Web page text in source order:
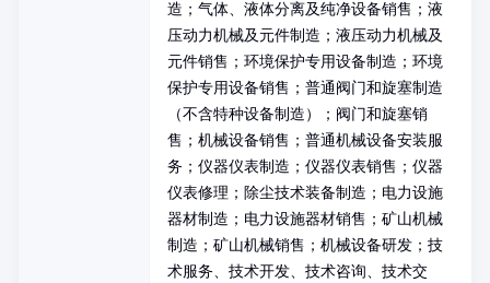
造；气体、液体分离及纯净设备销售；液
压动力机械及元件制造；液压动力机械及
元件销售；环境保护专用设备制造；环境
保护专用设备销售；普通阀门和旋塞制造
（不含特种设备制造）；阀门和旋塞销
售；机械设备销售；普通机械设备安装服
务；仪器仪表制造；仪器仪表销售；仪器
仪表修理；除尘技术装备制造；电力设施
器材制造；电力设施器材销售；矿山机械
制造；矿山机械销售；机械设备研发；技
术服务、技术开发、技术咨询、技术交